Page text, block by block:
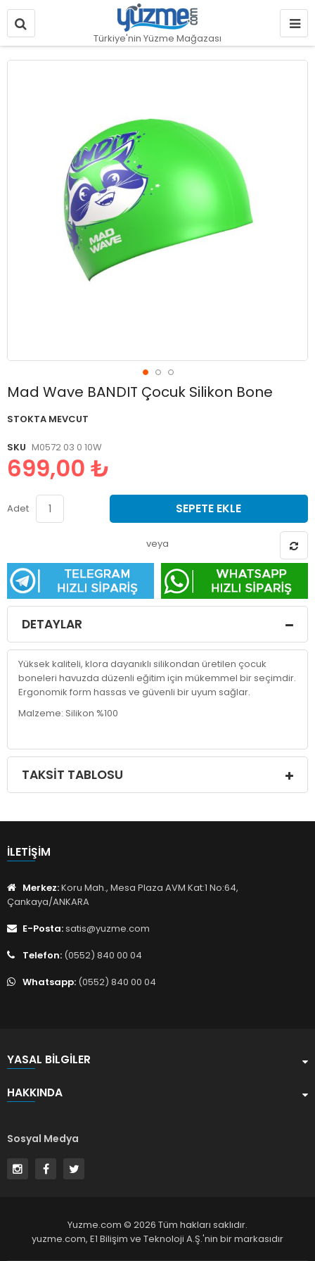
Türkiye'nin Yüzme Mağazası
Mad Wave BANDIT Çocuk Silikon Bone
STOKTA MEVCUT
SKU M0572 03 0 10W
699,00 ₺
Adet SEPETE EKLE
veya
Resim
Resim
başlangıcına
DETAYLAR
Yüksek kaliteli, klora dayanıklı silikondan üretilen çocuk
boneleri havuzda düzenli eğitim için mükemmel bir seçimdir.
Ergonomik form hassas ve güvenli bir uyum sağlar.
Malzeme: Silikon %100
TAKSIT TABLOSU
İLETIŞIM
Merkez:Koru Mah., Mesa Plaza AVM Kat:1 No:64,
Çankaya/ANKARA
E-Posta:satis@yuzme.com
Telefon: (0552) 840 00 04
Whatsapp: (0552) 840 00 04
YASAL BILGILER
HAKKINDA
Sosyal Medya
Yuzme.com © 2026 Tüm hakları saklıdır.
yuzme.com, E1 Bilişim ve Teknoloji A.Ş.'nin bir markasıdır